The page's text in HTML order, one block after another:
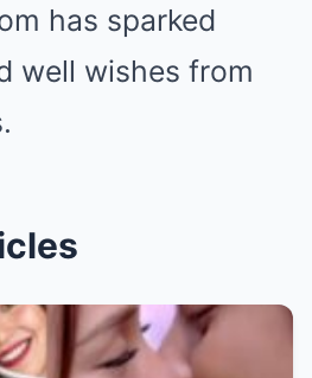
has sparked
well wishes from